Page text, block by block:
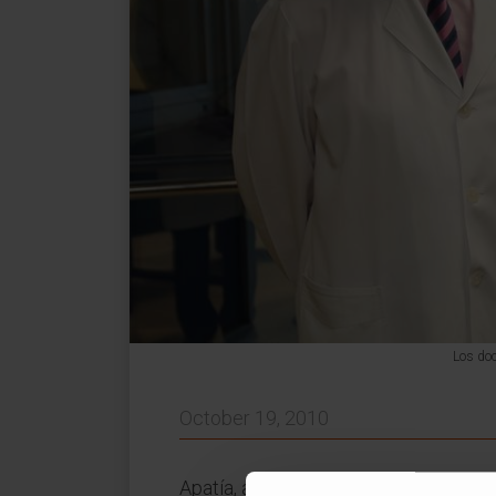
Los
October 19, 2010
Apatía, ansiedad y depresión